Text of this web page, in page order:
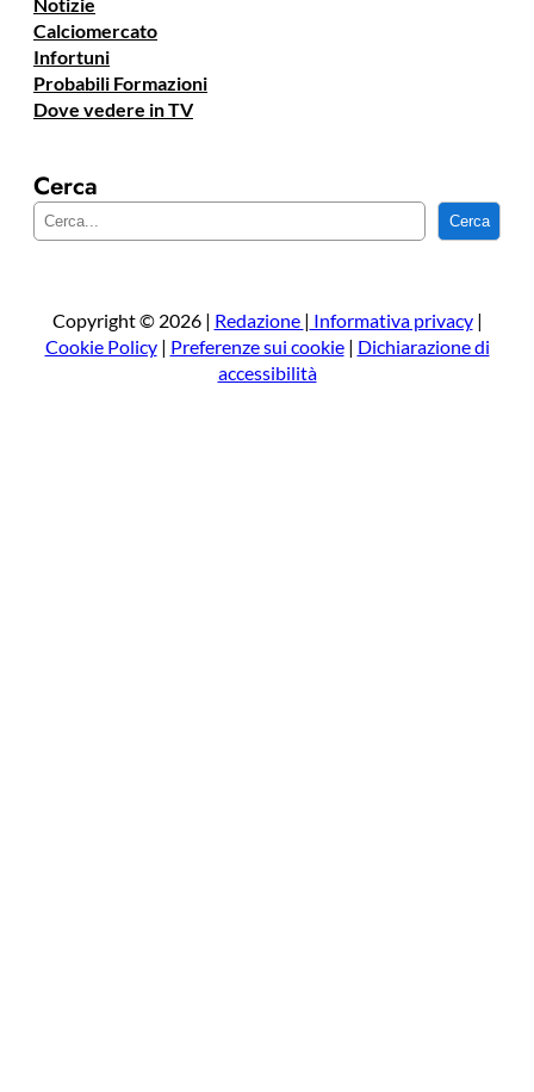
Calciomercato
Infortuni
Probabili Formazioni
Dove vedere in TV
Cerca
e
a
Cerca
Copyright © 2026 | Redazione | Informativa privacy|
Cookie Policy| Preferenze sui cookie| Dichiarazione di
accessibilità